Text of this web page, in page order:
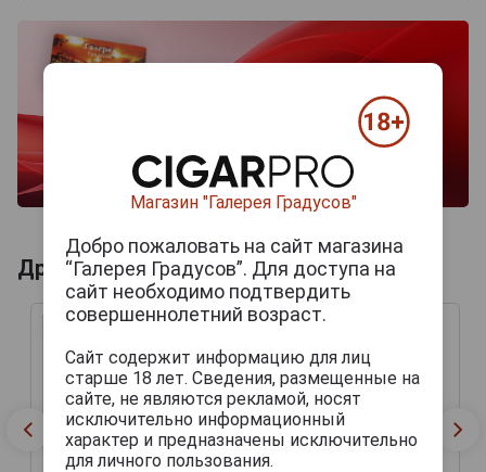
Другие продукты бренда ROCKY PATEL
Магазин "Галерея Градусов"
Добро пожаловать на сайт магазина
“Галерея Градусов”. Для доступа на
сайт необходимо подтвердить
совершеннолетний возраст.
Сайт содержит информацию для лиц
старше 18 лет. Сведения, размещенные на
сайте, не являются рекламой, носят
исключительно информационный
характер и предназначены исключительно
для личного пользования.